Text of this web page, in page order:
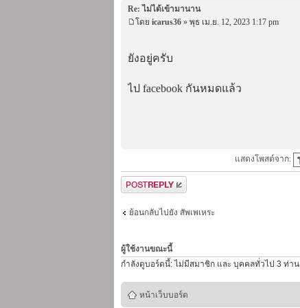
Re: ไม่ได้เข้ามานาน
โดย icarus36 » พุธ เม.ย. 12, 2023 1:17 pm
ยังอยู่ครับ
ไป facebook กันหมดแล้ว
แสดงโพสต์จาก:
ตอบกระทู้
ย้อนกลับไปยัง สัพเพเหระ
ผู้ใช้งานขณะนี้
กำลังดูบอร์ดนี้: ไม่มีสมาชิก และ บุคคลทั่วไป 3 ท่าน
หน้าเว็บบอร์ด